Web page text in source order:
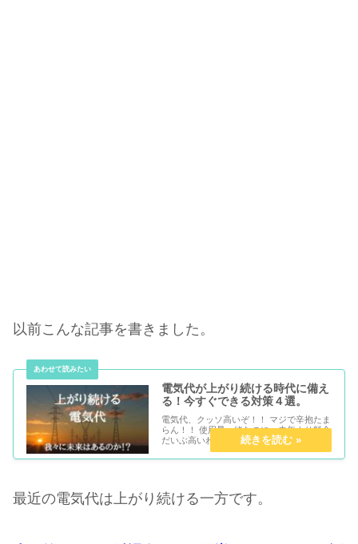
以前こんな記事を書きました。
電気代が上がり続ける時代に備え
る！今すぐできる対策４選。
電気代、クッソ高いぞ！！ マジで辛抱たま
らん！！ 使用量一緒なのに、去年より料金
だいぶ高いわ・・・ 何とかしたい・・・
こんな悩みを持ち始めている方、少なくな
い...
最近の電気代は上がり続ける一方です。